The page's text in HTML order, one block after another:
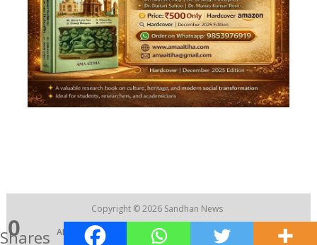
0
Shares
Copyright © 2026 Sandhan News
ABOUT US
CONTACT US RECRUITMENT